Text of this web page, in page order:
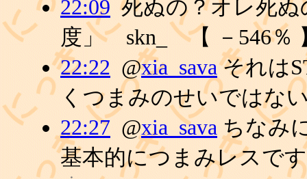
22:09 死ぬの？オレ死
度」 skn_ 【 －546％
22:22 @xia_savaそれは
くつまみのせいではな
22:27 @xia_sava ちなみ
基本的につまみレスで